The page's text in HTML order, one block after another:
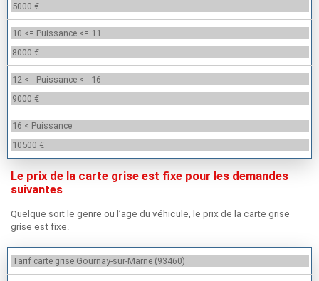
5000 €
10 <= Puissance <= 11
8000 €
12 <= Puissance <= 16
9000 €
16 < Puissance
10500 €
Le prix de la carte grise est fixe pour les demandes
suivantes
Quelque soit le genre ou l’age du véhicule, le prix de la carte grise
grise est fixe.
Tarif carte grise Gournay-sur-Marne (93460)